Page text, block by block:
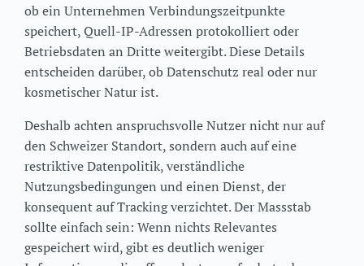
ob ein Unternehmen Verbindungszeitpunkte
speichert, Quell-IP-Adressen protokolliert oder
Betriebsdaten an Dritte weitergibt. Diese Details
entscheiden darüber, ob Datenschutz real oder nur
kosmetischer Natur ist.
Deshalb achten anspruchsvolle Nutzer nicht nur auf
den Schweizer Standort, sondern auch auf eine
restriktive Datenpolitik, verständliche
Nutzungsbedingungen und einen Dienst, der
konsequent auf Tracking verzichtet. Der Massstab
sollte einfach sein: Wenn nichts Relevantes
gespeichert wird, gibt es deutlich weniger